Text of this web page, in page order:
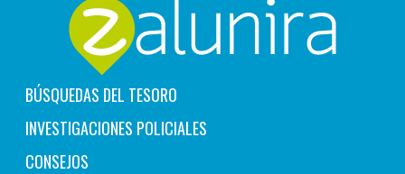
BÚSQUEDAS DEL TESORO
INVESTIGACIONES POLICIALES
CONSEJOS